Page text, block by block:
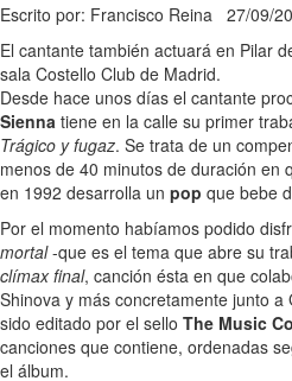
Escrito por: Francisco Reina 27/09/
El cantante también actuará en Pilar
sala Costello Club de Madrid.
Desde hace unos días el cantante
Sienna tiene en la calle su primer
Trágico y fugaz. Se trata de un
menos de 40 minutos de duración en
en 1992 desarrolla un pop que bebe
Por el momento habíamos podido
mortal-que es el tema que abre su
clímax final, canción ésta en que
Shinova y más concretamente junto a
sido editado por el sello The Music
canciones que contiene, ordenadas
el álbum.